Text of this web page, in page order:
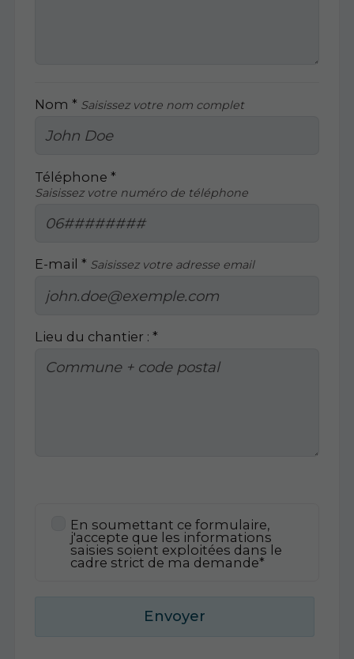
Nom * Saisissez votre nom complet
Téléphone *
Saisissez votre numéro de téléphone
E-mail * Saisissez votre adresse email
Lieu du chantier : *
En soumettant ce formulaire,
j'accepte que les informations
saisies soient exploitées dans le
cadre strict de ma demande*
Envoyer